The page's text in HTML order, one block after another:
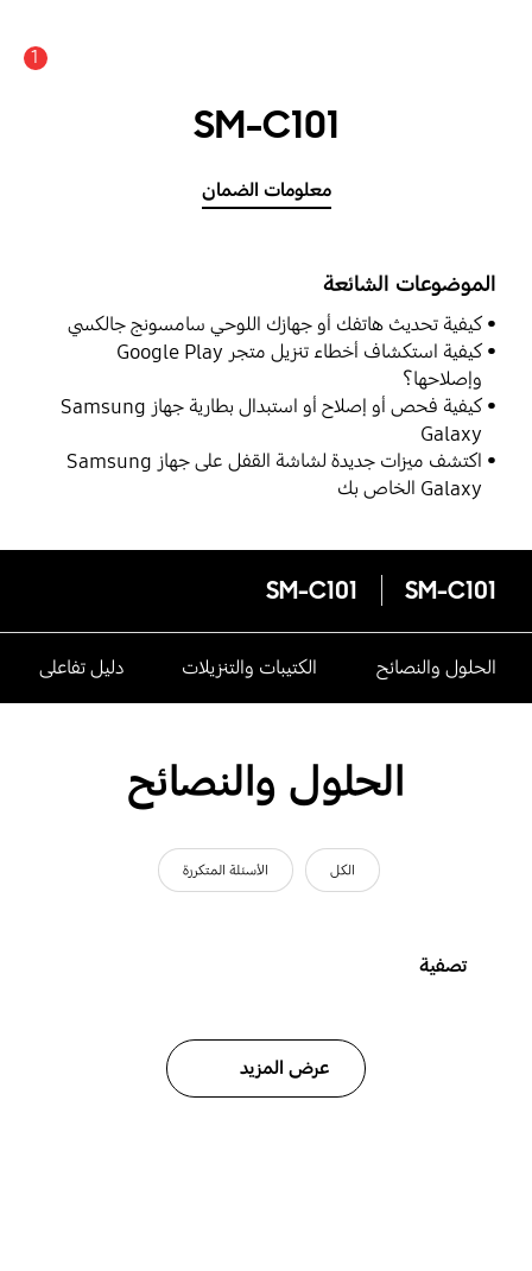
1
SM-C101
معلومات الضمان
الموضوعات الشائعة
كيفية تحديث هاتفك أو جهازك اللوحي سامسونج جالكسي
كيفية استكشاف أخطاء تنزيل متجر Google Play
وإصلاحها؟
كيفية فحص أو إصلاح أو استبدال بطارية جهاز Samsung
Galaxy
اكتشف ميزات جديدة لشاشة القفل على جهاز Samsung
Galaxy الخاص بك
SM-C101
SM-C101
الحلول والنصائح الكتيبات والتنزيلات دليل تفاعلى
الحلول والنصائح
الكل الأسئلة المتكررة
تصفية
عرض المزيد